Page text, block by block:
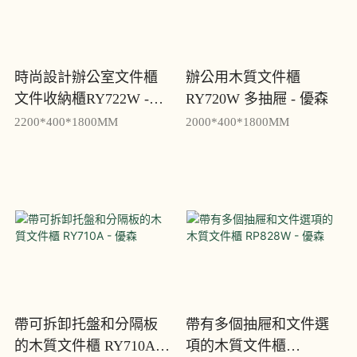
時尚設計辦公室文件櫃
文件收納櫃RY722W -
Yosen
2200*400*1800MM
辦公用木質文件櫃
RY720W 多抽屜 - 優森
2000*400*1800MM
帶可拆卸托盤和分隔板
的木質文件櫃 RY710A -
帶有多個抽屜和文件選
項的木質文件櫃